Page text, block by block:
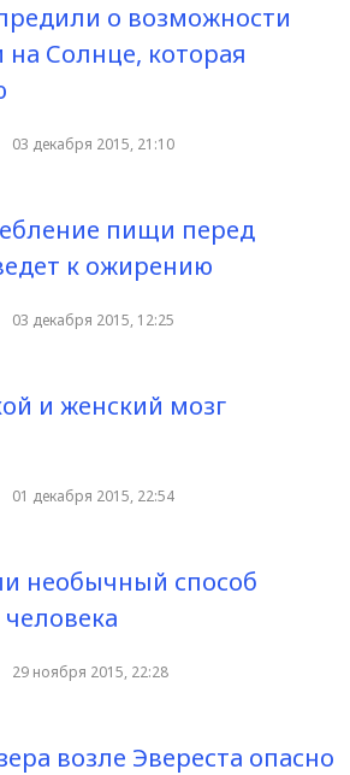
о возможности
Солнце, которая
03 декабря 2015, 21:10
пищи перед
к ожирению
03 декабря 2015, 12:25
и женский мозг
01 декабря 2015, 22:54
необычный способ
29 ноября 2015, 22:28
возле Эвереста опасно